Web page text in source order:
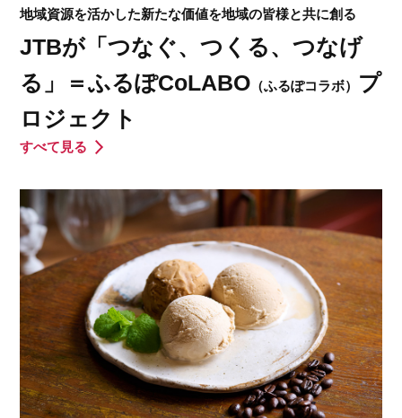
地域資源を活かした新たな価値を地域の皆様と共に創る
JTBが「つなぐ、つくる、つなげ
る」＝ふるぽCoLABO （ふるぽコラボ） プ
ロジェクト
すべて見る